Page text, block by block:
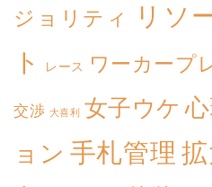
ジョリティ
リソ
ト
レース ワーカープ
交渉 大喜利 女子ウケ
ョン 手札管理